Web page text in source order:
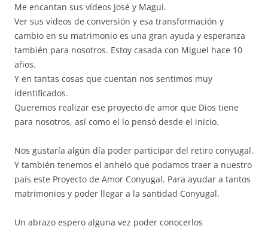
Me encantan sus vídeos José y Magui.
Ver sus vídeos de conversión y esa transformación y
cambio en su matrimonio es una gran ayuda y esperanza
también para nosotros. Estoy casada con Miguel hace 10
años.
Y en tantas cosas que cuentan nos sentimos muy
identificados.
Queremos realizar ese proyecto de amor que Dios tiene
para nosotros, así como el lo pensó desde el inicio.
Nos gustaría algún día poder participar del retiro conyugal.
Y también tenemos el anhelo que podamos traer a nuestro
país este Proyecto de Amor Conyugal. Para ayudar a tantos
matrimonios y poder llegar a la santidad Conyugal.
Un abrazo espero alguna vez poder conocerlos